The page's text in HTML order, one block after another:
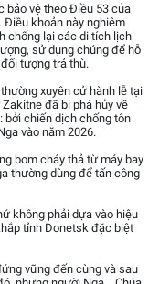
bảo vệ theo Điều 53 của
Điều khoản này nghiêm
chống lại các di tích lịch
sử dụng chúng để hỗ
tượng trả thù.
xuyên cử hành lễ tại
đã bị phá hủy về
bởi chiến dịch chống tôn
vào năm 2026.
bom cháy thả từ máy bay
thường dùng để tấn công
không phải dựa vào hiệu
tỉnh Donetsk đặc biệt
vững đến cùng và sau